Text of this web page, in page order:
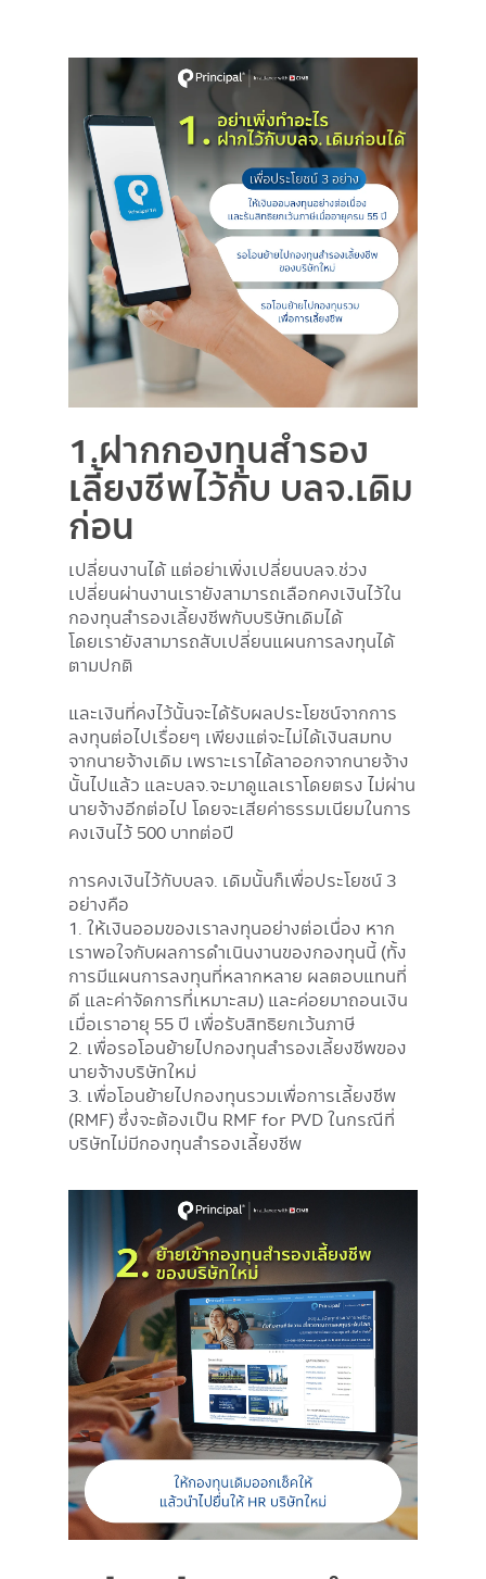
Image
1.ฝากกองทุนสำรอง
เลี้ยงชีพไว้กับ บลจ.เดิม
ก่อน
เปลี่ยนงานได้ แต่อย่าเพิ่งเปลี่ยนบลจ.ช่วง
เปลี่ยนผ่านงานเรายังสามารถเลือกคงเงินไว้ใน
กองทุนสำรองเลี้ยงชีพกับบริษัทเดิมได้
โดยเรายังสามารถสับเปลี่ยนแผนการลงทุนได้
ตามปกติ
และเงินที่คงไว้นั้นจะได้รับผลประโยชน์จากการ
ลงทุนต่อไปเรื่อยๆ เพียงแต่จะไม่ได้เงินสมทบ
จากนายจ้างเดิม เพราะเราได้ลาออกจากนายจ้าง
นั้นไปแล้ว และบลจ.จะมาดูแลเราโดยตรง ไม่ผ่าน
นายจ้างอีกต่อไป โดยจะเสียค่าธรรมเนียมในการ
คงเงินไว้ 500 บาทต่อปี
การคงเงินไว้กับบลจ. เดิมนั้นก็เพื่อประโยชน์ 3
อย่างคือ
1. ให้เงินออมของเราลงทุนอย่างต่อเนื่อง หาก
เราพอใจกับผลการดำเนินงานของกองทุนนี้ (ทั้ง
การมีแผนการลงทุนที่หลากหลาย ผลตอบแทนที่
ดี และค่าจัดการที่เหมาะสม) และค่อยมาถอนเงิน
เมื่อเราอายุ 55 ปี เพื่อรับสิทธิยกเว้นภาษี
2. เพื่อรอโอนย้ายไปกองทุนสำรองเลี้ยงชีพของ
นายจ้างบริษัทใหม่
3. เพื่อโอนย้ายไปกองทุนรวมเพื่อการเลี้ยงชีพ
(RMF) ซึ่งจะต้องเป็น RMF for PVD ในกรณีที่
บริษัทไม่มีกองทุนสำรองเลี้ยงชีพ